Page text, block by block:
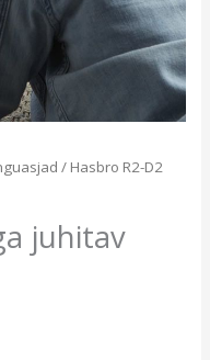
/ Hasbro R2-D2
juhitav